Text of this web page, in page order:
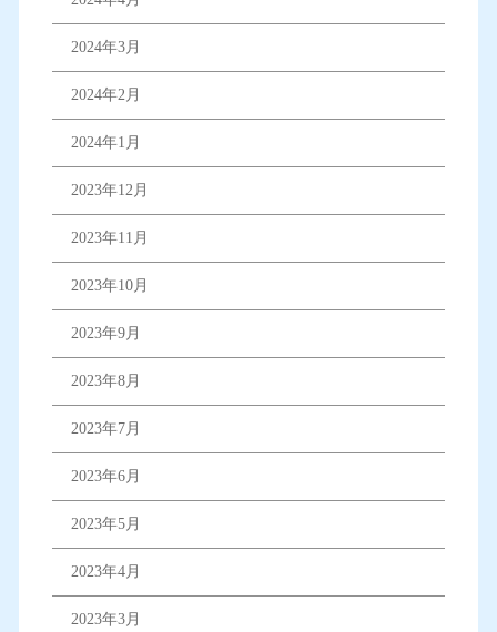
2024年3月
2024年2月
2024年1月
2023年12月
2023年11月
2023年10月
2023年9月
2023年8月
2023年7月
2023年6月
2023年5月
2023年4月
2023年3月